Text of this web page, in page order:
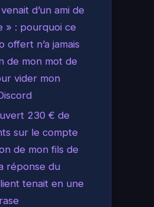
d’un ami de
» : pourquoi ce
offert n’a jamais
de mon mot de
vider mon
230 € de
sur le compte
de mon fils de
réponse du
tenait en une